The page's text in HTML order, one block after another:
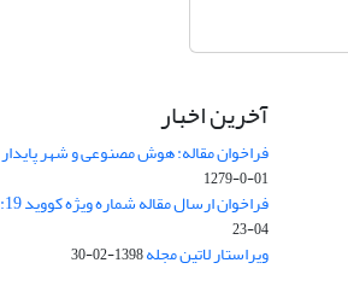
آخرین اخبار
فراخوان مقاله: هوش مصنوعی و شهر پایدار
01-0-1279
فراخوان ارسال مقاله شماره ویژه کووید 19:
04-23
ویراستار لاتین مجله1398-02-30